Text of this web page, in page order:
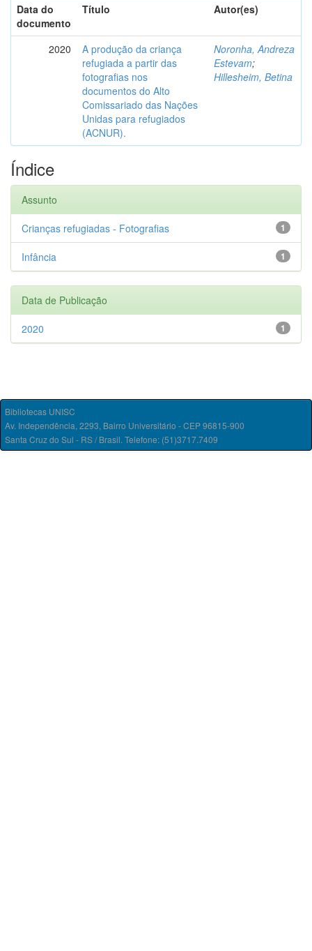
Data do
documento
Título Autor(es)
2020
A produção da criança
refugiada a partir das
fotografias nos
documentos do Alto
Comissariado das Nações
Unidas para refugiados
(ACNUR).
Noronha, Andreza
Estevam;
Hillesheim, Betina
Índice
Assunto
1
Crianças refugiadas - Fotografias
1
Infância
Data de Publicação
1
2020
Bibliotecas UNISC
Av. Independência, 2293, Bairro Universitário - CEP 96815-900
Santa Cruz do Sul - RS / Brasil. Telefone: (51)3717.7409